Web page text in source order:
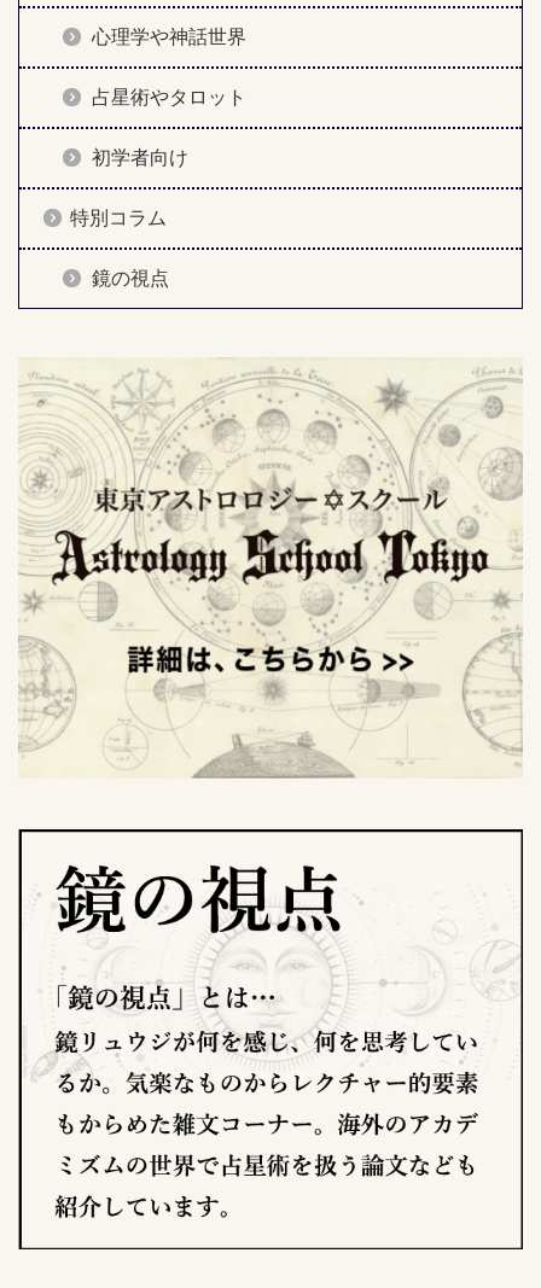
心理学や神話世界
占星術やタロット
初学者向け
特別コラム
鏡の視点